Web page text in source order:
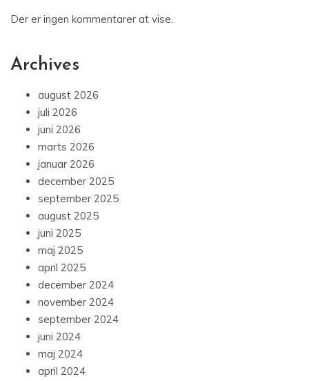
Der er ingen kommentarer at vise.
Archives
august 2026
juli 2026
juni 2026
marts 2026
januar 2026
december 2025
september 2025
august 2025
juni 2025
maj 2025
april 2025
december 2024
november 2024
september 2024
juni 2024
maj 2024
april 2024